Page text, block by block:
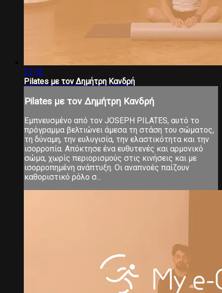
27:16
Pilates με τον Δημήτρη Κανδρή
Pilates με τον Δημήτρη Κανδρή
Εμπνευσμένο από τον JOSEPH PILATES, αυτό το
πρόγραμμα βελτιώνει άμεσα τη στάση του σώματος,
τη δύναμη, την ευλυγισία, την ελαστικότητα και την
ισορροπία. Απόκτησε ένα ευθυτενές και αρμονικό
σώμα, χωρίς περιορισμούς στις κινήσεις και με
ισορροπημένη ανάπτυξη. Οι αναπνοές παίζουν
καθοριστικό ρόλο σ...